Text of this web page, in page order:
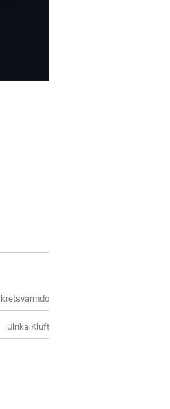
kretsvarmdo
Ulrika Klüft